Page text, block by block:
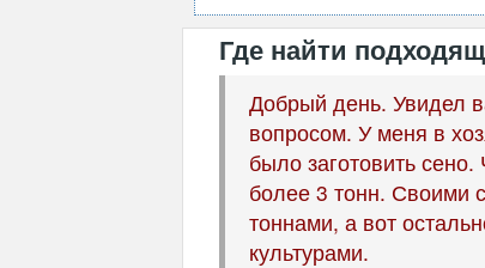
Где найти
Добрый день. Увидел
вопросом. У меня в
было заготовить
более 3 тонн. Своими
тоннами, а вот
культурами.